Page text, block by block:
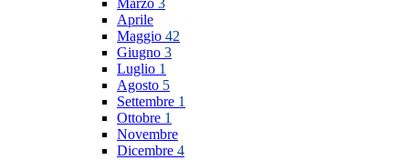
Marzo 3
Aprile
Maggio 42
Giugno 3
Luglio 1
Agosto 5
Settembre 1
Ottobre 1
Novembre
Dicembre 4